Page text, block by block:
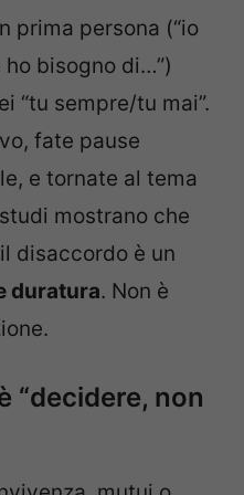
prima persona (“io
bisogno di…”)
“tu sempre/tu mai”.
fate pause
e tornate al tema
mostrano che
disaccordo è un
duratura. Non è
“decidere, non